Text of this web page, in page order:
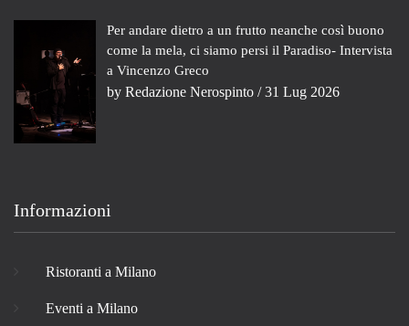
Per andare dietro a un frutto neanche così buono
come la mela, ci siamo persi il Paradiso- Intervista
a Vincenzo Greco
by Redazione Nerospinto / 31 Lug 2026
Informazioni
Ristoranti a Milano
Eventi a Milano